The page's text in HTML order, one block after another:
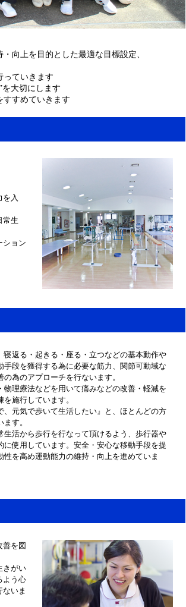
向上を目的とした最適な目標設定、
っていきます
大切にします
すすめていきます
を入
常生
ション
寝返る・起きる・座る・立つなどの基本動作や
手段を獲得する為に必要な筋力、関節可動域な
の為のアプローチを行ないます。
物理療法などを用いて痛みなどの改善・軽減を
を施行しています。
、元気で歩いて生活したい』と、ほとんどの方
す。
生活から歩行を行なって頂けるよう、歩行器や
に使用しています。安全・安心な移動手段を提
性を高め運動能力の維持・向上を進めていま
善を図
きがい
よう心
いま